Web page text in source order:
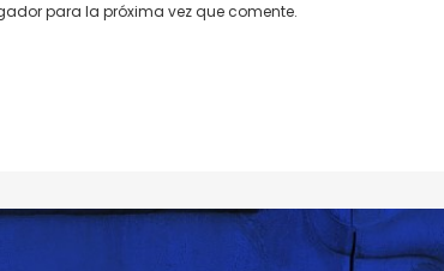
para la próxima vez que comente.